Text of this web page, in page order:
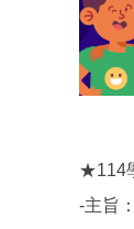
★114
-主旨